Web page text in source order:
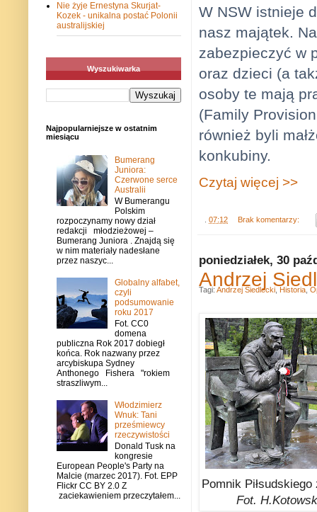
W NSW istnieje
nasz majątek.
zabezpieczyć w
oraz dzieci (a
osoby te mają
(Family
również byli
konkubiny.
Czytaj więcej >>
07:12 Brak komentarzy:
poniedziałek, 30
Andrzej
Pomnik
Fot.
Tagi: Andrzej Siedlecki Historia
Nie żyje Ernestyna Skurjat-
Kozek - unikalna postać Polonii
australijskiej
Wyszukiwarka
Najpopularniejsze w ostatnim
miesiącu
Bumerang
Juniora:
Czerwone serce
Australii
W Bumerangu
Polskim
rozpoczynamy nowy dział
redakcji młodzieżowej –
Bumerang Juniora . Znajdą się
w nim materiały nadesłane
przez naszyc...
Globalny alfabet,
czyli
podsumowanie
roku 2017
Fot. CC0
domena
publiczna Rok 2017 dobiegł
końca. Rok nazwany przez
arcybiskupa Sydney
Anthonego Fishera "rokiem
straszliwym...
Włodzimierz
Wnuk: Tani
prześmiewcy
rzeczywistości
Donald Tusk na
kongresie
European People's Party na
Malcie (marzec 2017). Fot. EPP
Flickr CC BY 2.0 Z
zaciekawieniem przeczytałem...